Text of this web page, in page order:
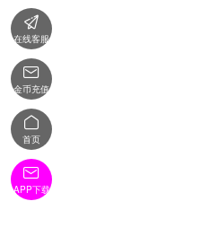

在线客服

金币充值

首页

APP下载